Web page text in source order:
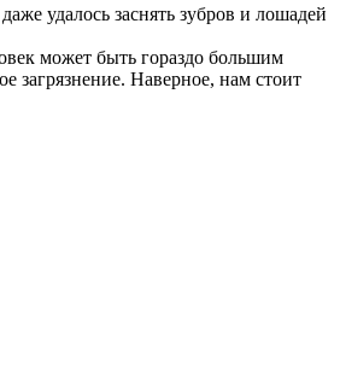
удалось заснять зубров и лошадей
может быть гораздо большим
загрязнение. Наверное, нам стоит